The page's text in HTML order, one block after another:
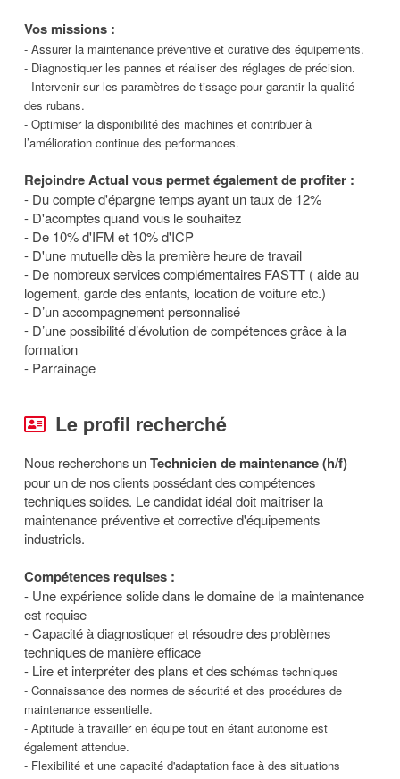
Vos missions :
- Assurer la maintenance préventive et curative des équipements.
- Diagnostiquer les pannes et réaliser des réglages de précision.
- Intervenir sur les paramètres de tissage pour garantir la qualité
des rubans.
- Optimiser la disponibilité des machines et contribuer à
l’amélioration continue des performances.
Rejoindre Actual vous permet également de profiter :
- Du compte d'épargne temps ayant un taux de 12%
- D'acomptes quand vous le souhaitez
- De 10% d'IFM et 10% d'ICP
- D'une mutuelle dès la première heure de travail
- De nombreux services complémentaires FASTT ( aide au
logement, garde des enfants, location de voiture etc.)
- D’un accompagnement personnalisé
- D’une possibilité d’évolution de compétences grâce à la
formation
- Parrainage
Le profil recherché
Nous recherchons unTechnicien de maintenance (h/f)
pour un de nos clients possédant des compétences
techniques solides. Le candidat idéal doit maîtriser la
maintenance préventive et corrective d'équipements
industriels.
Compétences requises :
- Une expérience solide dans le domaine de la maintenance
est requise
- Capacité à diagnostiquer et résoudre des problèmes
techniques de manière efficace
- Lire et interpréter des plans et des schémas techniques
- Connaissance des normes de sécurité et des procédures de
maintenance essentielle.
- Aptitude à travailler en équipe tout en étant autonome est
également attendue.
- Flexibilité et une capacité d'adaptation face à des situations